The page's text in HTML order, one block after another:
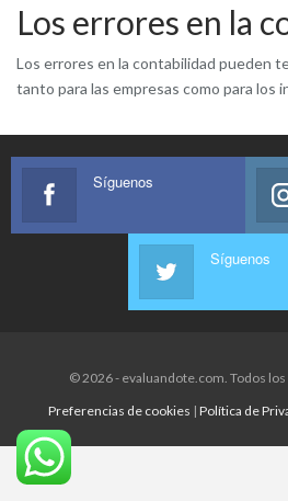
Los errores en la
Los errores en la contabilidad pueden
tanto para las empresas como para los
Síguenos
Síguenos
© 2026 - evaluandote.com. Todos los
Preferencias de cookies | Política de